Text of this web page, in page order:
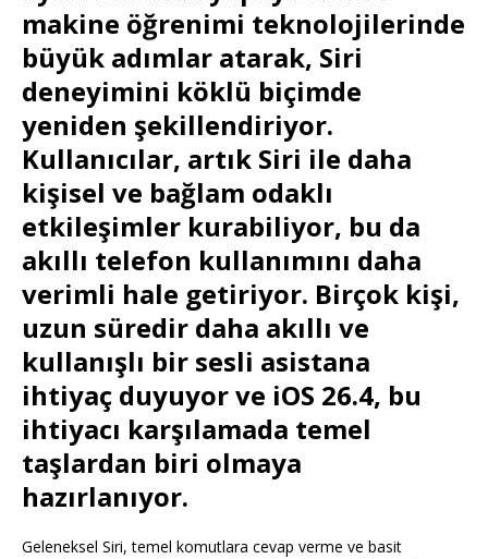
makine öğrenimi teknolojilerinde
büyük adımlar atarak, Siri
deneyimini köklü biçimde
yeniden şekillendiriyor.
Kullanıcılar, artık Siri ile daha
kişisel ve bağlam odaklı
etkileşimler kurabiliyor, bu da
akıllı telefon kullanımını daha
verimli hale getiriyor. Birçok kişi,
uzun süredir daha akıllı ve
kullanışlı bir sesli asistana
ihtiyaç duyuyor ve iOS 26.4, bu
ihtiyacı karşılamada temel
taşlardan biri olmaya
hazırlanıyor.
Geleneksel Siri, temel komutlara cevap verme ve basit